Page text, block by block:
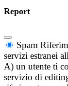
Report
Spam
servizi estranei
A) un utente ti
servizio di